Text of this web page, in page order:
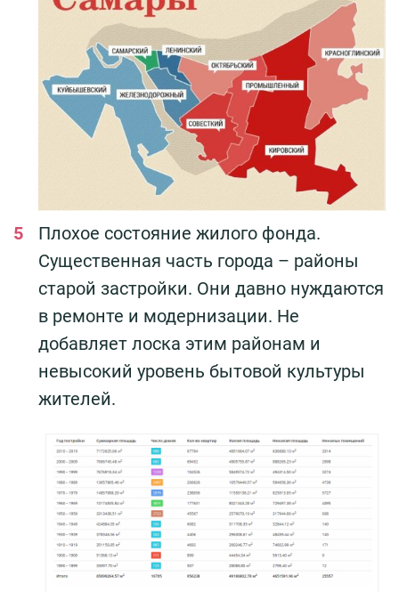
Плохое состояние жилого фонда.
Существенная часть города – районы
старой застройки. Они давно нуждаются
в ремонте и модернизации. Не
добавляет лоска этим районам и
невысокий уровень бытовой культуры
жителей.